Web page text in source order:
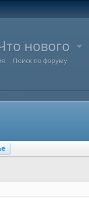
нового
Поиск по форуму